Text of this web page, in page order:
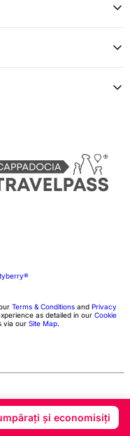
Terms & Conditions and Privacy
as detailed in our Cookie
via our Site Map.
și economisiți